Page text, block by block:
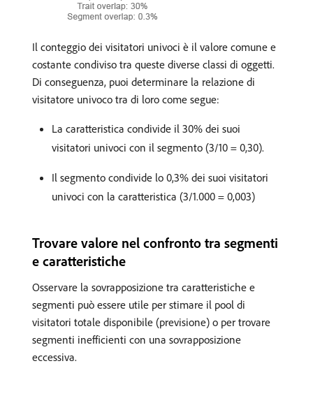
Il conteggio dei visitatori univoci è il valore comune e
costante condiviso tra queste diverse classi di oggetti.
Di conseguenza, puoi determinare la relazione di
visitatore univoco tra di loro come segue:
La caratteristica condivide il 30% dei suoi
visitatori univoci con il segmento (3/10 = 0,30).
Il segmento condivide lo 0,3% dei suoi visitatori
univoci con la caratteristica (3/1.000 = 0,003)
Trovare valore nel confronto tra segmenti
e caratteristiche
Osservare la sovrapposizione tra caratteristiche e
segmenti può essere utile per stimare il pool di
visitatori totale disponibile (previsione) o per trovare
segmenti inefficienti con una sovrapposizione
eccessiva.